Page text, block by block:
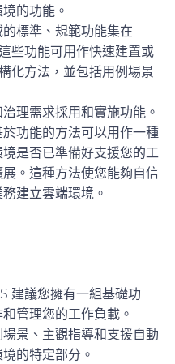
的功能。
標準、規範功能集在
些功能可用作快速建置或
化方法，並包括用例場景
理需求採用和實施功能。
功能的方法可以用作一種
是否已準備好支援您的工
。這種方法使您能夠自信
建立雲端環境。
建議您擁有一組基礎功
管理您的工作負載。
景、主觀指導和支援自動
的特定部分。